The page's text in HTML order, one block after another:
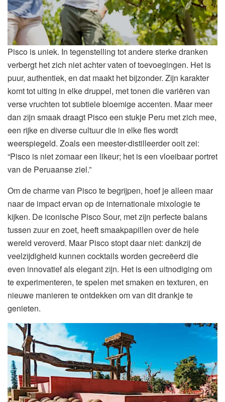
Pisco is uniek. In tegenstelling tot andere sterke dranken
verbergt het zich niet achter vaten of toevoegingen. Het is
puur, authentiek, en dat maakt het bijzonder. Zijn karakter
komt tot uiting in elke druppel, met tonen die variëren van
verse vruchten tot subtiele bloemige accenten. Maar meer
dan zijn smaak draagt Pisco een stukje Peru met zich mee,
een rijke en diverse cultuur die in elke fles wordt
weerspiegeld. Zoals een meester-distilleerder ooit zei:
“Pisco is niet zomaar een likeur; het is een vloeibaar portret
van de Peruaanse ziel.”
Om de charme van Pisco te begrijpen, hoef je alleen maar
naar de impact ervan op de internationale mixologie te
kijken. De iconische Pisco Sour, met zijn perfecte balans
tussen zuur en zoet, heeft smaakpapillen over de hele
wereld veroverd. Maar Pisco stopt daar niet: dankzij de
veelzijdigheid kunnen cocktails worden gecreëerd die
even innovatief als elegant zijn. Het is een uitnodiging om
te experimenteren, te spelen met smaken en texturen, en
nieuwe manieren te ontdekken om van dit drankje te
genieten.